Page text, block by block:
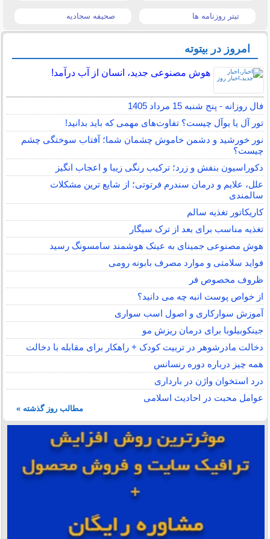
تیتر روزنامه ها صحیفه سجادیه
امروز در بیتوته
هوش مصنوعی جدید، انسان از آب درآمد!
فال روزانه - پنج شنبه 15 مرداد 1405
تور آل یا یوآل چیست؟ تفاوت‌های مهمی که باید بدانید!
نور خورشید و دشمن خاموش چشمان شما؛ آفتاب سوختگی چشم
چیست؟
دکوراسیون بنفش و زرد؛ ترکیب رنگی زیبا و اعجاب انگیز
علل، علایم و درمان سندرم فرتوتی؛ از شایع ترین مشکلات
سالمندی
کاریکاتور تغذیه سالم
تغذیه مناسب برای بعد از ترک سیگار
هوش مصنوعی جمینای به عینک هوشمند سامسونگ رسید
فواید سلامتی و موارد مصرف بابونه رومی
ظروف مخصوص فر
از خواص پوست انبه چه می دانید؟
آموزش سوارکاری و اصول اسب سواری
جینکوبیلوبا برای درمان ریزش مو
دخالت مادرشوهر در تربیت کودک + راهکار برای مقابله با دخالت
همه چیز درباره دوره رنسانس
درد استخوان واژن در بارداری
عوامل محبت در احادیث اسلامى
مطالب روز گذشته »